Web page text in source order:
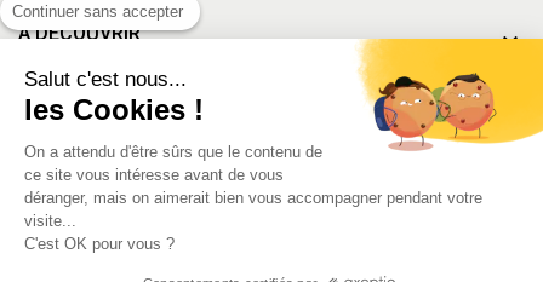
À DÉCOUVRIR
MON COMPTE
Conditions générales de vente
Continuer sans accepter
Salut c'est nous...
les Cookies !
On a attendu d'être sûrs que le contenu de
ce site vous intéresse avant de vous
déranger, mais on aimerait bien vous accompagner pendant votre
visite...
C'est OK pour vous ?